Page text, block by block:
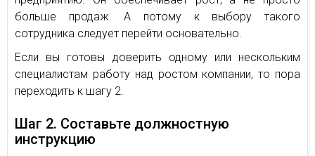
больше продаж. А потому к выбору такого
сотрудника следует перейти основательно.
Если вы готовы доверить одному или нескольким
специалистам работу над ростом компании, то пора
переходить к шагу 2.
Шаг 2. Составьте должностную
инструкцию